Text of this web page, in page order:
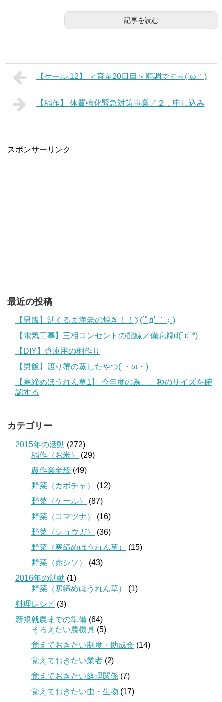
記事を読む
【ケール.12】 ＜育苗20日目＞順調です～(´ω｀)
【稲作】 体質強化緊急対策事業／２．申し込み
スポンサーリンク
最近の投稿
【男飯】活くるま海老の焼き！！∑(´ﾟдﾟ｀；)
【電気工事】三相コンセントの配線／備忘録d(ﾟεﾟ*)
【DIY】倉庫用の棚作り
【男飯】渡り蟹の蒸したやつ(´・ω・)
【寒締めほうれん草1】 今年度の為、、種のサイズを確
認する
カテゴリー
2015年の活動 (272)
稲作（お米）
(29)
農作業全般 (49)
野菜（カボチャ）
(12)
野菜（ケール）
(87)
野菜（コマツナ）
(16)
野菜（ショウガ）
(36)
野菜（寒締めほうれん草）
(15)
野菜（赤シソ）
(43)
2016年の活動 (1)
野菜（寒締めほうれん草）
(1)
料理レシピ (3)
新規就農までの準備 (64)
そろえたい農機具 (5)
覚えておきたい制度・助成金 (14)
覚えておきたい業者 (2)
覚えておきたい経理関係 (7)
覚えておきたい虫・生物 (17)